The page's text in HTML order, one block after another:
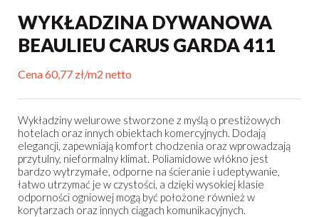
WYKŁADZINA DYWANOWA
BEAULIEU CARUS GARDA 411
Cena 60,77 zł/m2 netto
Wykładziny welurowe stworzone z myślą o prestiżowych
hotelach oraz innych obiektach komercyjnych. Dodają
elegancji, zapewniają komfort chodzenia oraz wprowadzają
przytulny, nieformalny klimat. Poliamidowe włókno jest
bardzo wytrzymałe, odporne na ścieranie i udeptywanie,
łatwo utrzymać je w czystości, a dzięki wysokiej klasie
odporności ogniowej mogą być położone również w
korytarzach oraz innych ciągach komunikacyjnych.